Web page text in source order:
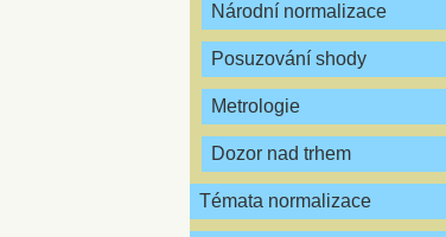
Národní normalizace
Posuzování shody
Metrologie
Dozor nad trhem
Témata normalizace